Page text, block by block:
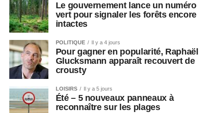
Le gouvernement lance un numéro
vert pour signaler les forêts encore
intactes
POLITIQUE Il y a 4 jours
Pour gagner en popularité, Raphaël
Glucksmann apparaît recouvert de
crousty
LOISIRS Il y a 5 jours
Été – 5 nouveaux panneaux à
reconnaître sur les plages